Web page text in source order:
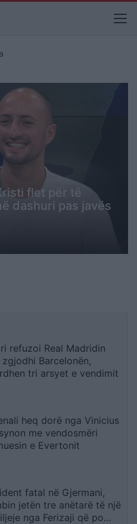
flet për të
dashuri pas javës
refuzoi Real Madridin
zgjodhi Barcelonën,
tri arsyet e vendimit
heq dorë nga Vinicius
me vendosmëri
e Evertonit
fatal në Gjermani,
jetën tre anëtarë të një
nga Ferizaji që po